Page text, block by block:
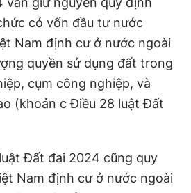
có vốn đầu tư nước
Nam định cư ở nước ngoài
quyền sử dụng đất trong
cụm công nghiệp, và
(khoản c Điều 28 luật Đất
Đất đai 2024 cũng quy
Nam định cư ở nước ngoài